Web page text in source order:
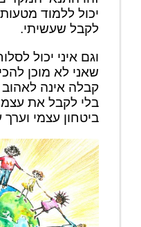
יכול ללמוד מטעות
לקבל שעשיתי.
וגם איני יכול
שאני לא מוכן
קבלה אינה
בלי לקבל את
ביטחון עצמי וערך